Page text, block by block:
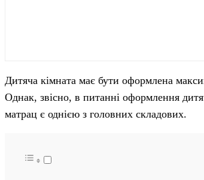
Дитяча кімната має бути оформлена
Однак, звісно, ​​в питанні оформлення
матрац є однією з головних складових.